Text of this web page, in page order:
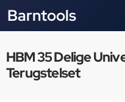
Barntools
HBM 35 Delige
Terugstelset